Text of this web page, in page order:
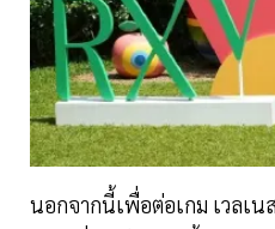
นอกจากนี้เพื่อต่อเกม เวลเน